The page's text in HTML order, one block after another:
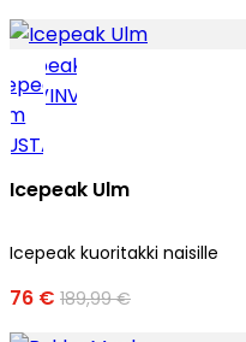
Icepeak Ulm
Icepeak kuoritakki naisille
76 € 189,99 €